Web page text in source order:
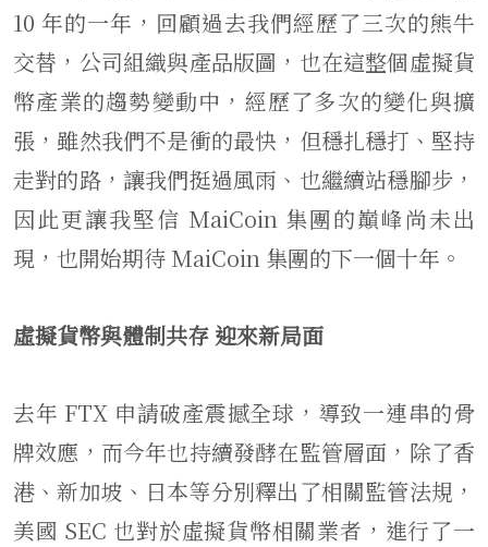
10 年的一年，回顧過去我們經歷了三次的熊牛
交替，公司組織與產品版圖，也在這整個虛擬貨
幣產業的趨勢變動中，經歷了多次的變化與擴
張，雖然我們不是衝的最快，但穩扎穩打、堅持
走對的路，讓我們挺過風雨、也繼續站穩腳步，
因此更讓我堅信 MaiCoin 集團的巔峰尚未出
現，也開始期待 MaiCoin 集團的下一個十年。
虛擬貨幣與體制共存 迎來新局面
去年 FTX 申請破產震撼全球，導致一連串的骨
牌效應，而今年也持續發酵在監管層面，除了香
港、新加坡、日本等分別釋出了相關監管法規，
美國 SEC 也對於虛擬貨幣相關業者，進行了一